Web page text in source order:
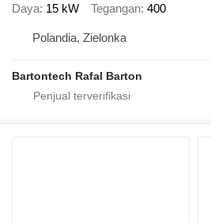
Daya 15 kW Tegangan 400
Polandia, Zielonka
Bartontech Rafal Barton